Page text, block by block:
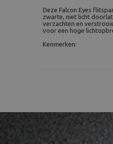
Deze Falcon Eyes
zwarte, niet licht
verzachten en
voor een hoge
Kenmerken: